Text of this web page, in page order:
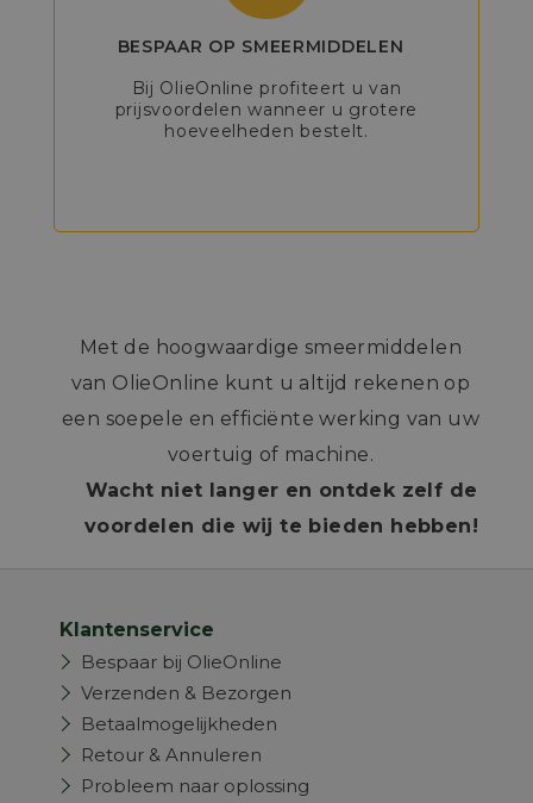
BESPAAR OP SMEERMIDDELEN
Bij OlieOnline profiteert u van
prijsvoordelen wanneer u grotere
hoeveelheden bestelt.
Met de hoogwaardige smeermiddelen
van OlieOnline kunt u altijd rekenen op
een soepele en efficiënte werking van uw
voertuig of machine.
Wacht niet langer en ontdek zelf de
voordelen die wij te bieden hebben!
Klantenservice
Bespaar bij OlieOnline
Verzenden & Bezorgen
Betaalmogelijkheden
Retour & Annuleren
Probleem naar oplossing